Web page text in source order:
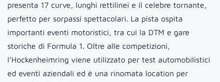
presenta 17 curve, lunghi rettilinei e il celebre tornante,
perfetto per sorpassi spettacolari. La pista ospita
importanti eventi motoristici, tra cui la DTM e gare
storiche di Formula 1. Oltre alle competizioni,
l’Hockenheimring viene utilizzato per test automobilistici
ed eventi aziendali ed è una rinomata location per